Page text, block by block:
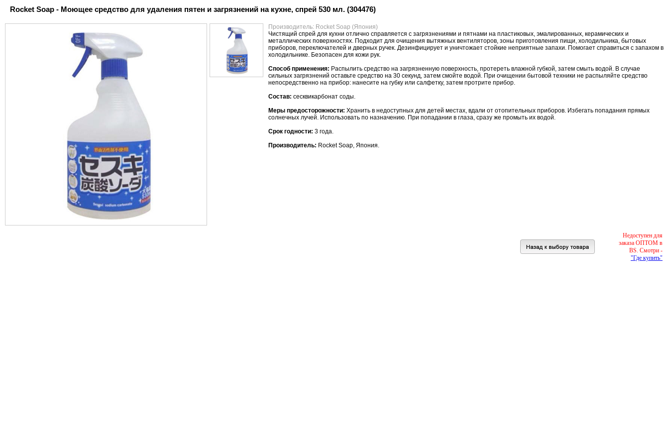
Rocket Soap - Моющее средство для удаления пятен и загрязнений на кухне, спрей 530 мл. (304476)
Производитель: Rocket Soap (Япония)
Чистящий спрей для кухни отлично справляется с загрязнениями и пятнами на пластиковых, эмалированных, керамических и
металлических поверхностях. Подходит для очищения вытяжных вентиляторов, зоны приготовления пищи, холодильника, бытовых
приборов, переключателей и дверных ручек. Дезинфицирует и уничтожает стойкие неприятные запахи. Помогает справиться с запахом в
холодильнике. Безопасен для кожи рук.
Способ применения: Распылить средство на загрязненную поверхность, протереть влажной губкой, затем смыть водой. В случае
сильных загрязнений оставьте средство на 30 секунд, затем смойте водой. При очищении бытовой техники не распыляйте средство
непосредственно на прибор: нанесите на губку или салфетку, затем протрите прибор.
Состав: сесквикарбонат соды.
Меры предосторожности: Хранить в недоступных для детей местах, вдали от отопительных приборов. Избегать попадания прямых
солнечных лучей. Использовать по назначению. При попадании в глаза, сразу же промыть их водой.
Срок годности: 3 года.
Производитель: Rocket Soap, Япония.
Недоступен для
заказа ОПТОМ в
BS. Смотри -
"Где купить"